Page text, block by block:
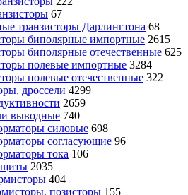
67
транзисторы Дарлингтона 68
биполярные импортные 2615
биполярные отечественные 625
полевые импортные 3284
полевые отечественные 322
дроссели 4299
2659
выводные 740
силовые 698
согласующие 96
тока 106
2035
404
позисторы 155